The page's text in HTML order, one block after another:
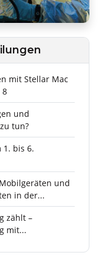
mit Stellar Mac
8
und
tun?
1. bis 6.
und
in der...
zählt –
mit...